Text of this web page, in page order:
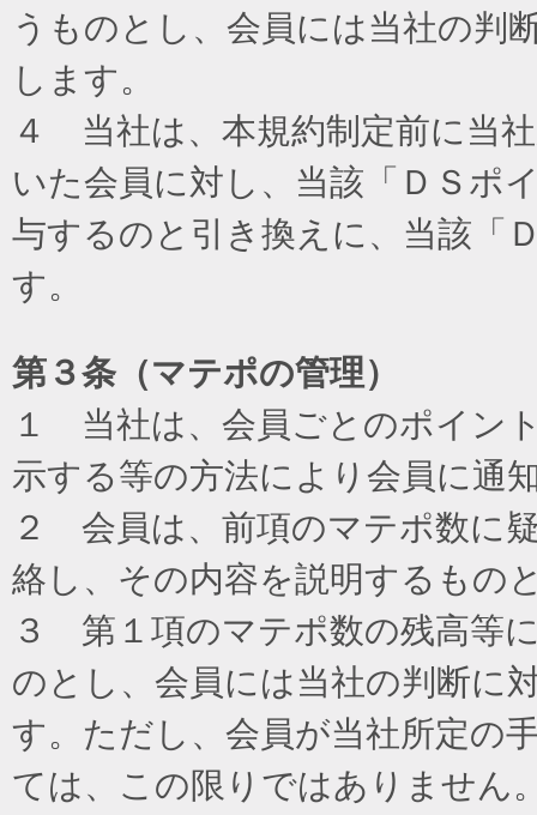
うものとし、会員には当社の判
します。
４ 当社は、本規約制定前に当
いた会員に対し、当該「ＤＳポ
与するのと引き換えに、当該「
す。
第３条（マテポの管理）
１ 当社は、会員ごとのポイン
示する等の方法により会員に通
２ 会員は、前項のマテポ数に
絡し、その内容を説明するもの
３ 第１項のマテポ数の残高等
のとし、会員には当社の判断に
す。ただし、会員が当社所定の
ては、この限りではありません